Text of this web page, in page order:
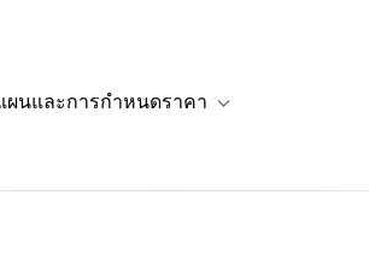
ซลูชัน
ผนและการกำหนดราคา